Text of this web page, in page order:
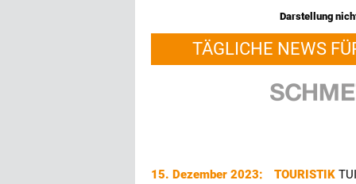
Darstellung
TÄGLICHE NEWS
15. Dezember 2023: TOURISTIK